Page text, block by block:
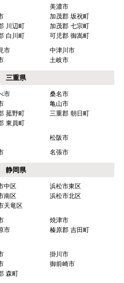
注文できましたか？
応は適切でしたか？
届きましたか？
ものでしたか？
水器・整水器 【注文時
モバイルから）
だ理由は？】
かったため
で届きましたか？】
整して届けてくれた
美濃市
加茂郡 坂祝町
川辺町
加茂郡 七宗町
白川町
可児郡 御嵩町
市
中津川市
土岐市
三重県
市
桑名市
亀山市
菰野町
三重郡 朝日町
東員町
松阪市
名張市
静岡県
中区
浜松市東区
南区
浜松市北区
天竜区
焼津市
市
榛原郡 吉田町
掛川市
御前崎市
森町